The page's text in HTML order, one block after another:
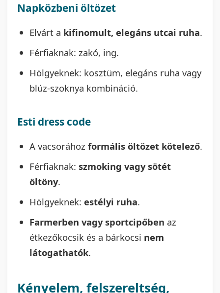
Napközbeni öltözet
Elvárt a kifinomult, elegáns utcai ruha.
Férfiaknak: zakó, ing.
Hölgyeknek: kosztüm, elegáns ruha vagy
blúz-szoknya kombináció.
Esti dress code
A vacsorához formális öltözet kötelező.
Férfiaknak: szmoking vagy sötét
öltöny.
Hölgyeknek: estélyi ruha.
Farmerben vagy sportcipőben az
étkezőkocsik és a bárkocsi nem
látogathatók.
Kényelem, felszereltség,